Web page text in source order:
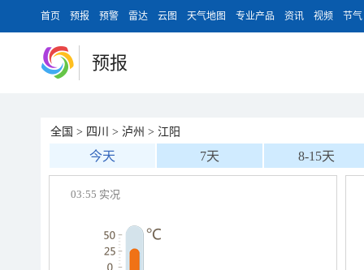
首页 预报 预警 雷达 云图 天气地图 专业产品 资讯 视频 节气
预报
全国 > 四川 > 泸州 > 江阳
今天 7天 8-15天
03:55 实况